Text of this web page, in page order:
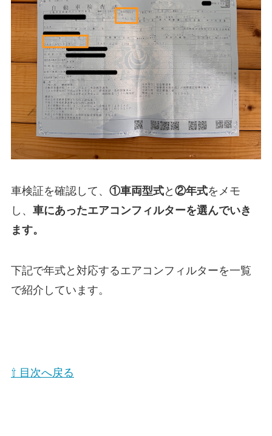
車検証を確認して、 ①車両型式と ②年式をメモ
し、 車にあったエアコンフィルターを選んでいき
ます。
下記で年式と対応するエアコンフィルターを一覧
で紹介しています。
⇧ 目次へ戻る